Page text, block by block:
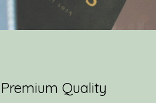
Premium Quality